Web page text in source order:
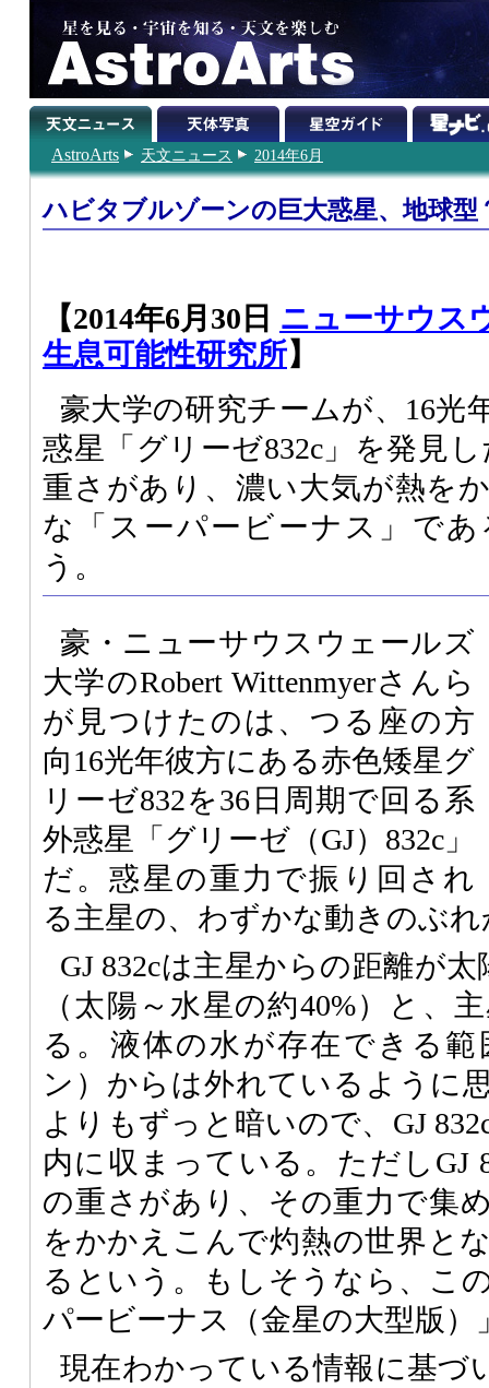
AstroArts 天文ニュース 2014年6月
ハビタブルゾーンの巨大惑星、地球型
【2014年6月30日 ニューサウス
生息可能性研究所】
豪大学の研究チームが、16光
惑星「グリーゼ832c」を発見
重さがあり、濃い大気が熱を
な「スーパービーナス」で
う。
豪・ニューサウスウェールズ
大学のRobert Wittenmyerさんら
が見つけたのは、つる座の方
向16光年彼方にある赤色矮星グ
リーゼ832を36日周期で回る系
外惑星「グリーゼ（GJ）832c」
だ。惑星の重力で振り回され
る主星の、わずかな動きのぶ
GJ 832cは主星からの距離が
（太陽～水星の約40%）と、
る。液体の水が存在できる
ン）からは外れているように
よりもずっと暗いので、GJ
内に収まっている。ただしGJ
の重さがあり、その重力で集
をかかえこんで灼熱の世界と
るという。もしそうなら、こ
パービーナス（金星の大型版）
現在わかっている情報に基づ